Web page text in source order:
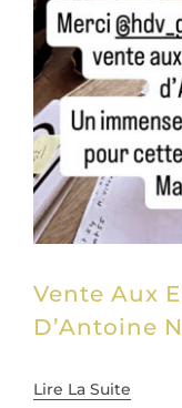
Vente Aux
D’Antoine
Lire La Suite